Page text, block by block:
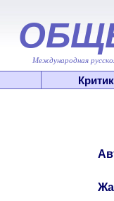
Международная